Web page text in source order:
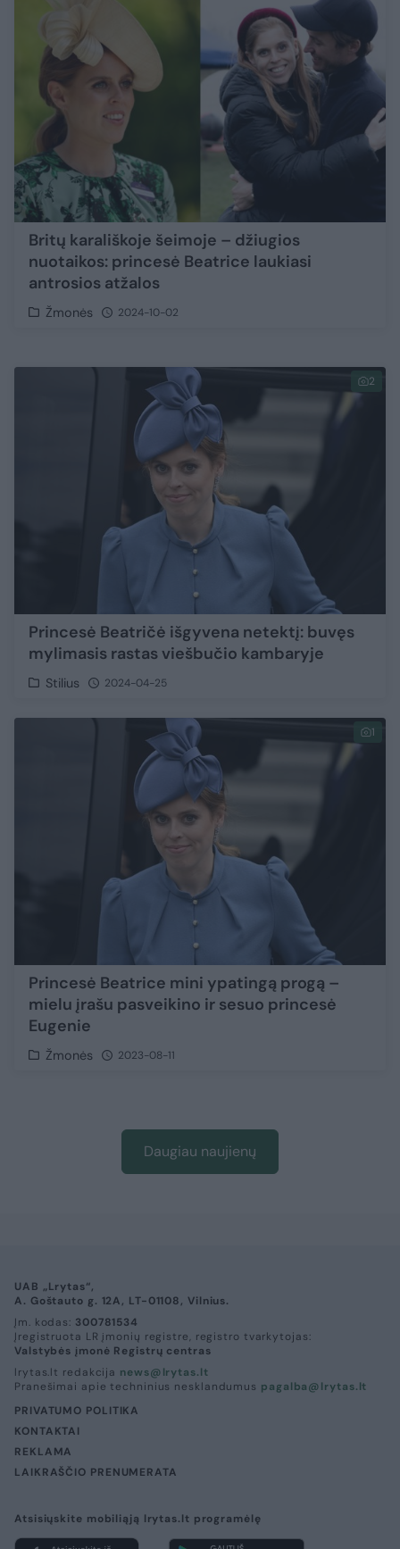
Britų karališkoje šeimoje – džiugios
nuotaikos: princesė Beatrice laukiasi
antrosios atžalos
Žmonės 2024-10-02
2
Princesė Beatričė išgyvena netektį: buvęs
mylimasis rastas viešbučio kambaryje
Stilius 2024-04-25
1
Princesė Beatrice mini ypatingą progą –
mielu įrašu pasveikino ir sesuo princesė
Eugenie
Žmonės 2023-08-11
Daugiau naujienų
UAB „Lrytas“,
A. Goštauto g. 12A, LT-01108, Vilnius.
Įm. kodas: 300781534
Įregistruota LR įmonių registre, registro tvarkytojas:
Valstybės įmonė Registrų centras
lrytas.lt redakcija news@lrytas.lt
Pranešimai apie techninius nesklandumus pagalba@lrytas.lt
PRIVATUMO POLITIKA
KONTAKTAI
REKLAMA
LAIKRAŠČIO PRENUMERATA
Atsisiųskite mobiliąją lrytas.lt programėlę